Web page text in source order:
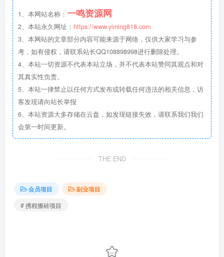
1、本网站名称： 一鸣资源网
2、本站永久网址： https://www.yiming818.com
3、本网站的文章部分内容可能来源于网络，仅供大家学习与参
考，如有侵权，请联系站长QQ108898998进行删除处理。
4、本站一切资源不代表本站立场，并不代表本站赞同其观点和对
其真实性负责。
5、本站一律禁止以任何方式发布或转载任何违法的相关信息，访
客发现请向站长举报
6、本站资源大多存储在云盘，如发现链接失效，请联系我们我们
会第一时间更新。
THE END
会员项目
副业项目
# 携程搬砖项目